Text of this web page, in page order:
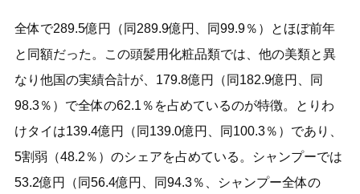
全体で289.5億円（同289.9億円、同99.9％）とほぼ前年
と同額だった。この頭髪用化粧品類では、他の美類と異
なり他国の実績合計が、179.8億円（同182.9億円、同
98.3％）で全体の62.1％を占めているのが特徴。とりわ
けタイは139.4億円（同139.0億円、同100.3％）であり、
5割弱（48.2％）のシェアを占めている。シャンプーでは
53.2億円（同56.4億円、同94.3％、シャンプー全体の